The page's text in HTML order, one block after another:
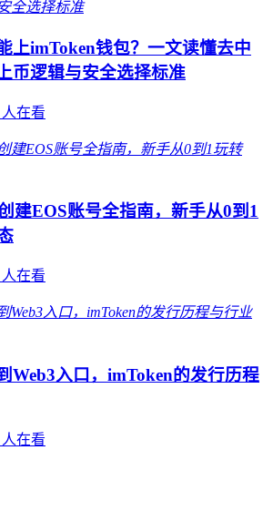
上imToken钱包？一文读懂去中
币逻辑与安全选择标准
人在看
建EOS账号全指南，新手从0到1
人在看
Web3入口，imToken的发行历程
人在看